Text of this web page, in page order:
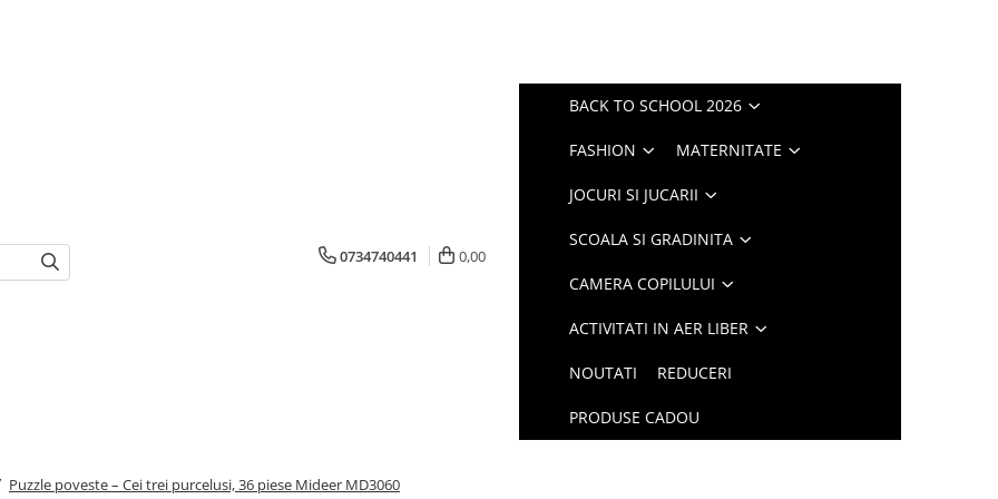
0734740441 0,00
BACK TO SCHOOL 2026
FASHION MATERNITATE
JOCURI SI JUCARII
SCOALA SI GRADINITA
CAMERA COPILULUI
ACTIVITATI IN AER LIBER
NOUTATI REDUCERI
PRODUSE CADOU
Puzzle poveste – Cei trei purcelusi, 36 piese Mideer MD3060